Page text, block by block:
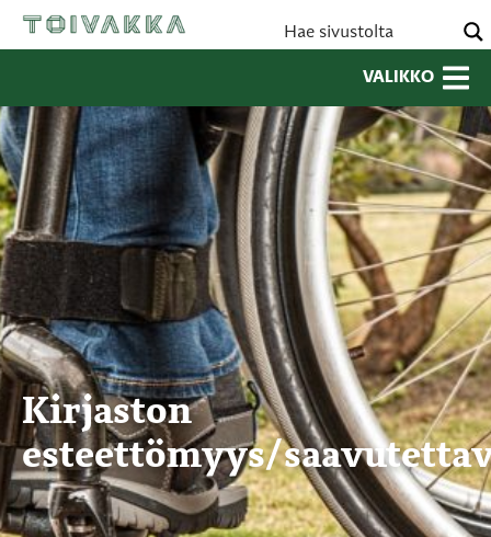
VALIKKO
Kirjaston
esteettömyys/